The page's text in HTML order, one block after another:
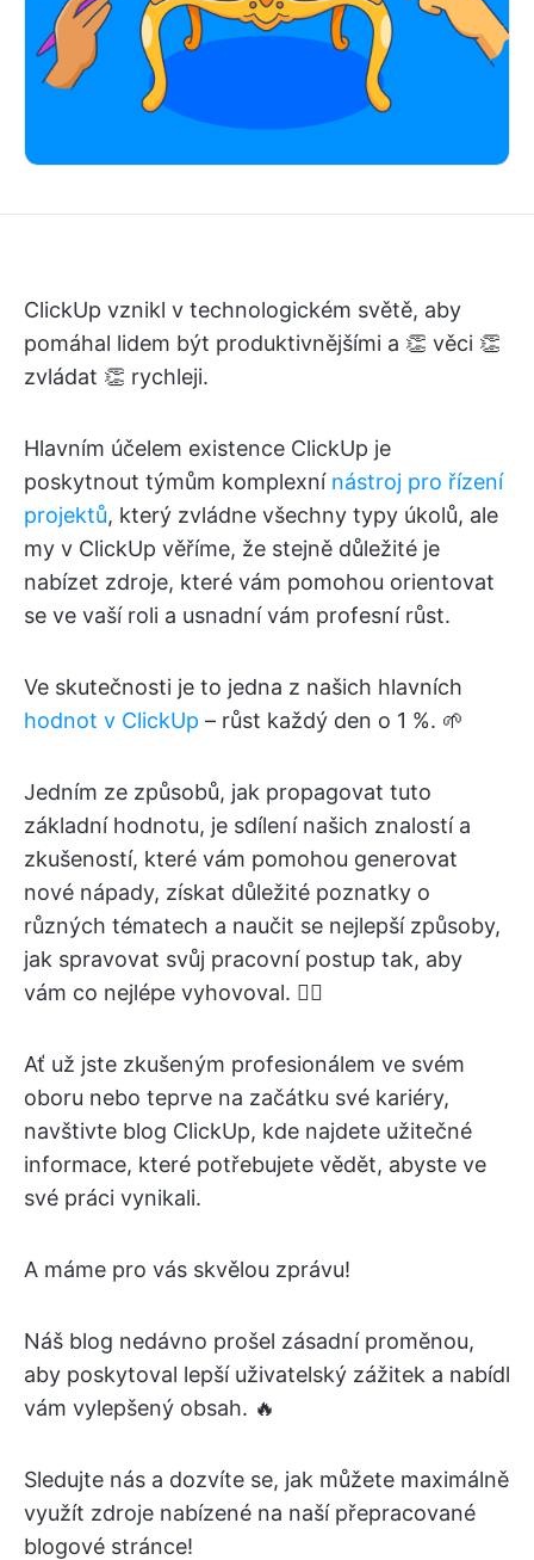
ClickUp vznikl v technologickém světě, aby
pomáhal lidem být produktivnějšími a 👏 věci 👏
zvládat 👏 rychleji.
Hlavním účelem existence ClickUp je
poskytnout týmům komplexní nástroj pro řízení
projektů, který zvládne všechny typy úkolů, ale
my v ClickUp věříme, že stejně důležité je
nabízet zdroje, které vám pomohou orientovat
se ve vaší roli a usnadní vám profesní růst.
Ve skutečnosti je to jedna z našich hlavních
hodnot v ClickUp – růst každý den o 1 %. 🌱
Jedním ze způsobů, jak propagovat tuto
základní hodnotu, je sdílení našich znalostí a
zkušeností, které vám pomohou generovat
nové nápady, získat důležité poznatky o
různých tématech a naučit se nejlepší způsoby,
jak spravovat svůj pracovní postup tak, aby
vám co nejlépe vyhovoval. 🙋‍♀️
Ať už jste zkušeným profesionálem ve svém
oboru nebo teprve na začátku své kariéry,
navštivte blog ClickUp, kde najdete užitečné
informace, které potřebujete vědět, abyste ve
své práci vynikali.
A máme pro vás skvělou zprávu!
Náš blog nedávno prošel zásadní proměnou,
aby poskytoval lepší uživatelský zážitek a nabídl
vám vylepšený obsah. 🔥
Sledujte nás a dozvíte se, jak můžete maximálně
využít zdroje nabízené na naší přepracované
blogové stránce!